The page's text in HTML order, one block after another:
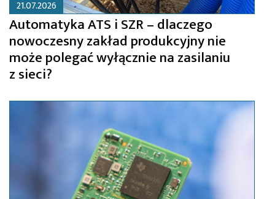
21.07.2026
Automatyka ATS i SZR – dlaczego
nowoczesny zakład produkcyjny nie
może polegać wyłącznie na zasilaniu
z sieci?